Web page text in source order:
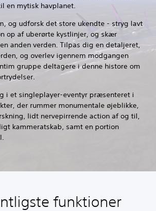
en mytisk havplanet.
og udforsk det store ukendte - stryg lavt
op af uberørte kystlinjer, og skær
anden verden. Tilpas dig en detaljeret,
og overlev igennem modgangen
gruppe deltagere i denne histore om
i et singleplayer-eventyr præsenteret i
der rummer monumentale øjeblikke,
lidt nervepirrende action af og til,
kammeratskab, samt en portion
funktioner